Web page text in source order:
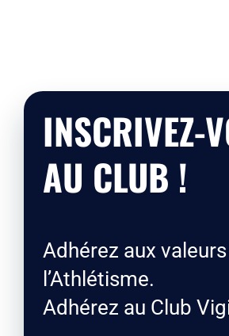
INSCRIVEZ-
AU CLUB !
Adhérez aux
l’Athlétisme.
Adhérez au Club